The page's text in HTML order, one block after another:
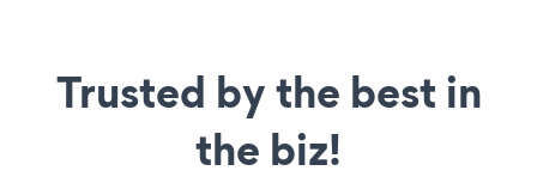
Trusted by the best in
the biz!